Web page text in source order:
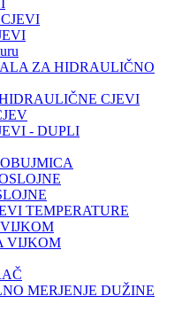
ZA HIDRAULIČNO
CJEVI
- DUPLI
TEMPERATURE
VIJKOM
MERJENJE DUŽINE